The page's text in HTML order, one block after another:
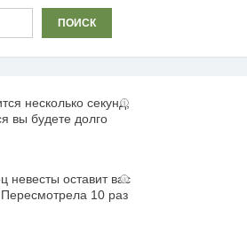
ПОИСК
i
несколько секунд,
вы будете долго
i
невесты оставит вас
10 раз